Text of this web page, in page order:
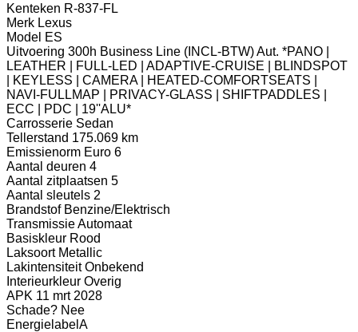
Kenteken R-837-FL
Merk Lexus
Model ES
Uitvoering 300h Business Line (INCL-BTW) Aut. *PANO |
LEATHER | FULL-LED | ADAPTIVE-CRUISE | BLINDSPOT
| KEYLESS | CAMERA | HEATED-COMFORTSEATS |
NAVI-FULLMAP | PRIVACY-GLASS | SHIFTPADDLES |
ECC | PDC | 19''ALU*
Carrosserie Sedan
Tellerstand 175.069 km
Emissienorm Euro 6
Aantal deuren 4
Aantal zitplaatsen 5
Aantal sleutels 2
Brandstof Benzine/Elektrisch
TransmissieAutomaat
Basiskleur Rood
Laksoort Metallic
Lakintensiteit Onbekend
Interieurkleur Overig
APK 11 mrt 2028
Schade? Nee
Energielabel A